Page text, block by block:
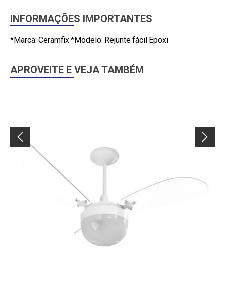
INFORMAÇÕES IMPORTANTES
*Marca: Ceramfix *Modelo: Rejunte fácil Epoxi
APROVEITE E VEJA TAMBÉM